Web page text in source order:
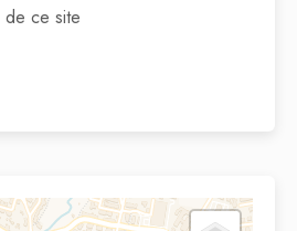
de ce site